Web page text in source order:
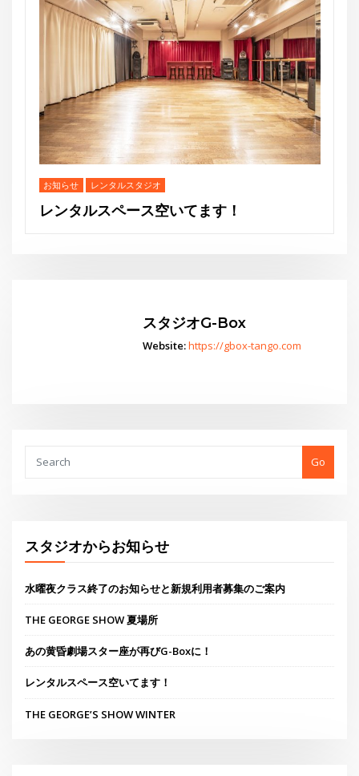
THE GEORGE’S SHOW WINTER
スタジオG-Box
Website:https://gbox-tango.com
スタジオからお知らせ